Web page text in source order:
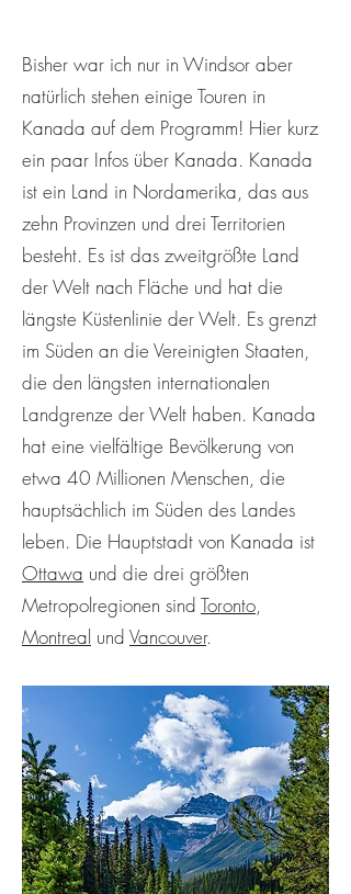
Bisher war ich nur in Windsor aber
natürlich stehen einige Touren in
Kanada auf dem Programm! Hier kurz
ein paar Infos über Kanada. Kanada
ist ein Land in Nordamerika, das aus
zehn Provinzen und drei Territorien
besteht. Es ist das zweitgrößte Land
der Welt nach Fläche und hat die
längste Küstenlinie der Welt. Es grenzt
im Süden an die Vereinigten Staaten,
die den längsten internationalen
Landgrenze der Welt haben. Kanada
hat eine vielfältige Bevölkerung von
etwa 40 Millionen Menschen, die
hauptsächlich im Süden des Landes
leben. Die Hauptstadt von Kanada ist
Ottawa und die drei größten
Metropolregionen sind Toronto,
Montreal und Vancouver.